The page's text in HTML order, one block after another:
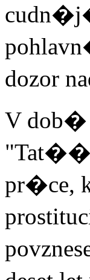
dozor
V
pr�ce,